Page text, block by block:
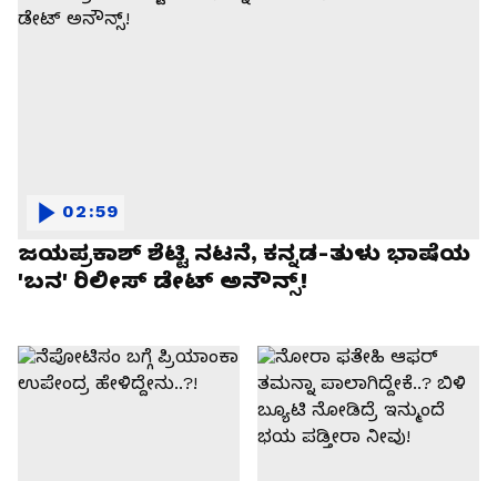
ಜಯಪ್ರಕಾಶ್ ಶೆಟ್ಟಿ ನಟನೆ, ಕನ್ನಡ-ತುಳು ಭಾಷೆಯ
'ಬನ' ರಿಲೀಸ್ ಡೇಟ್ ಅನೌನ್ಸ್!
02:59